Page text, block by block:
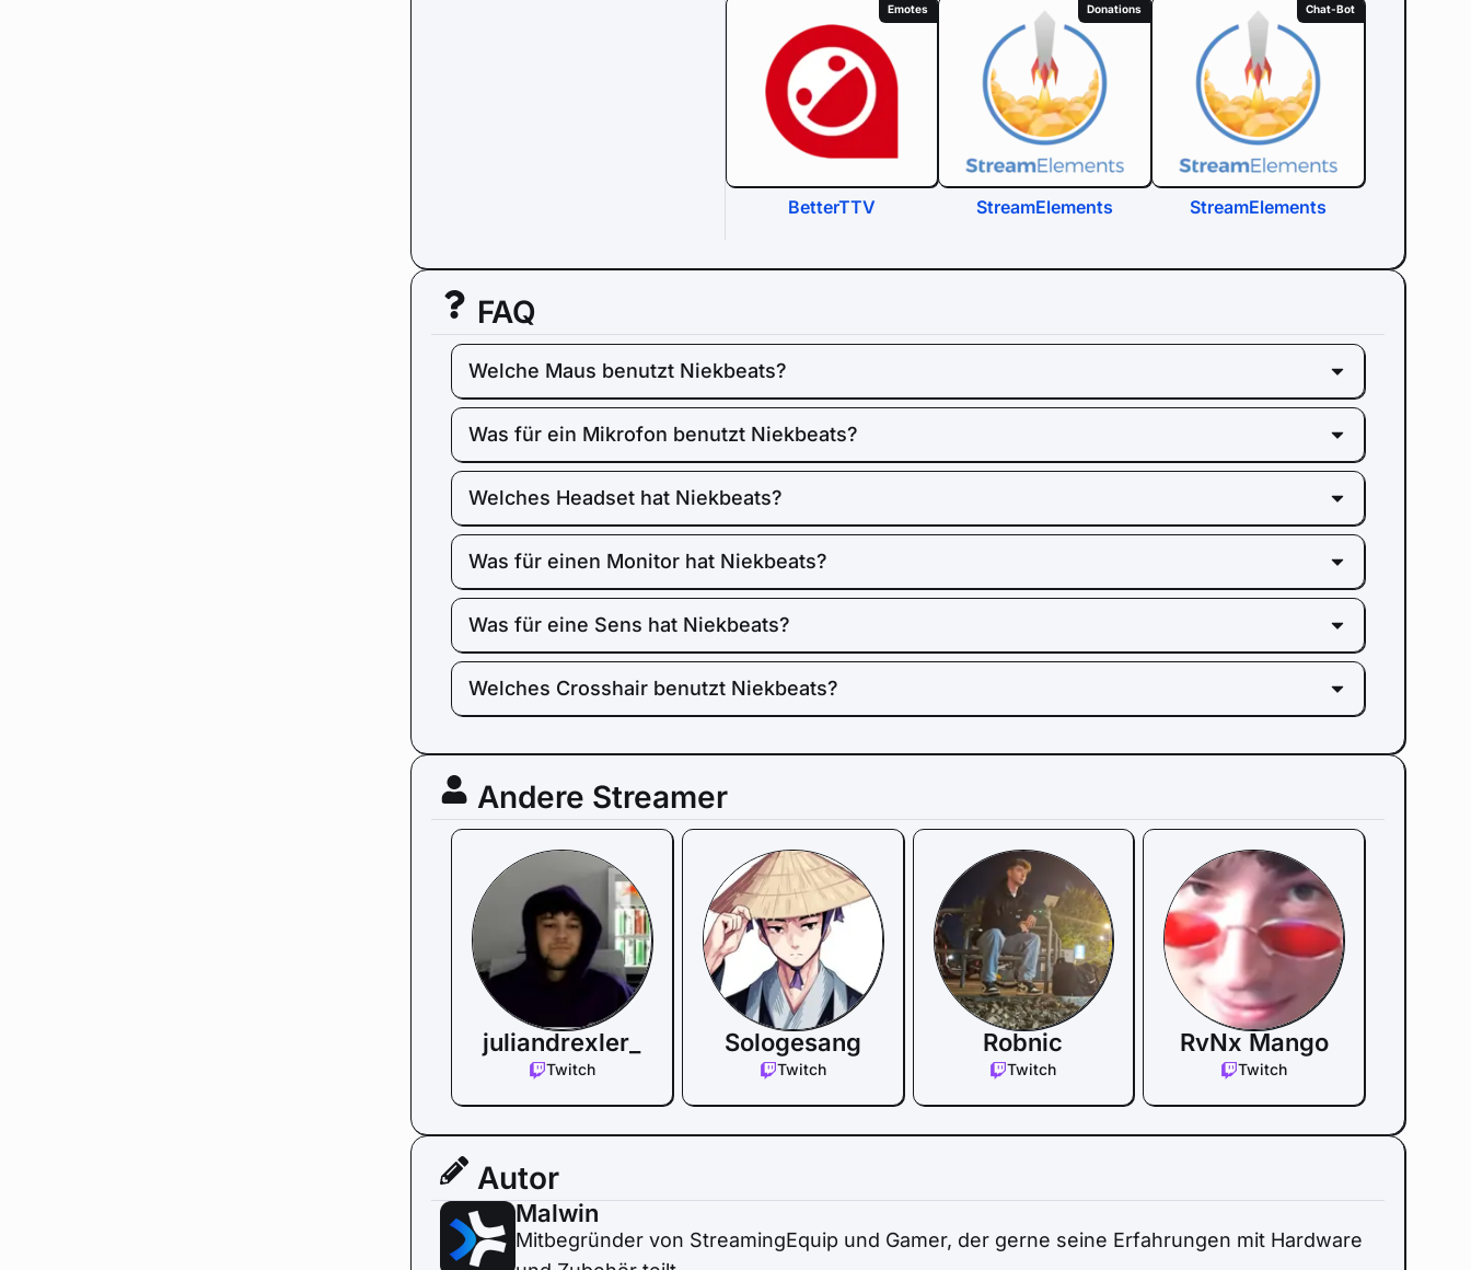
Emotes
BetterTTV
Donations
StreamElements
Chat-Bot
StreamElements
FAQ
Welche Maus benutzt Niekbeats?
Was für ein Mikrofon benutzt Niekbeats?
Welches Headset hat Niekbeats?
Was für einen Monitor hat Niekbeats?
Was für eine Sens hat Niekbeats?
Welches Crosshair benutzt Niekbeats?
Andere Streamer
juliandrexler_
Twitch
Sologesang
Twitch
Robnic
Twitch
RvNx Mango
Twitch
Autor
Malwin
Mitbegründer von StreamingEquip und Gamer, der gerne seine Erfahrungen mit Hardware